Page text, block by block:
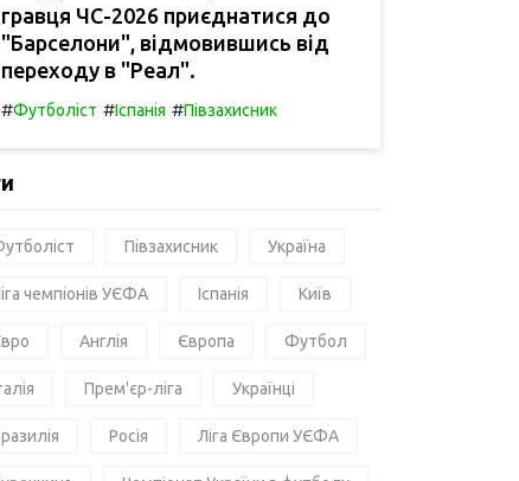
гравця ЧС-2026 приєднатися до
"Барселони", відмовившись від
переходу в "Реал".
#Футболіст #Іспанія #Півзахисник
Півзахисник Україна
чемпіонів УЄФА Іспанія Київ
Англія Європа Футбол
Прем'єр-ліга Українці
Росія Ліга Європи УЄФА